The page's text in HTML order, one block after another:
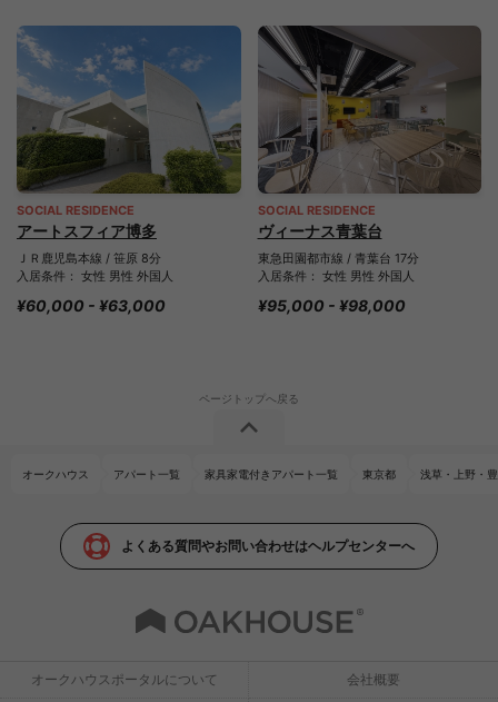
SOCIAL RESIDENCE
アートスフィア博多
ＪＲ鹿児島本線 / 笹原 8分
入居条件： 女性 男性 外国人
¥60,000 - ¥63,000
SOCIAL RESIDENCE
ヴィーナス青葉台
東急田園都市線 / 青葉台 17分
入居条件： 女性 男性 外国人
¥95,000 - ¥98,000
オークハウス アパート一覧 家具家電付きアパート一覧 東京都 浅草・上野・
よくある質問やお問い合わせはヘルプセンターへ
オークハウスポータルについて 会社概要